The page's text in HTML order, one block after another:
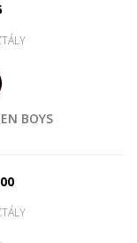
BOYS